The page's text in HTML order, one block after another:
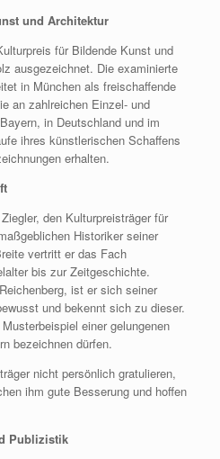
und Architektur
für Bildende Kunst und
ausgezeichnet. Die examinierte
in München als freischaffende
an zahlreichen Einzel- und
in Deutschland und im
ihres künstlerischen Schaffens
erhalten.
den Kulturpreisträger für
Historiker seiner
vertritt er das Fach
bis zur Zeitgeschichte.
ist er sich seiner
und bekennt sich zu dieser.
einer gelungenen
bezeichnen dürfen.
nicht persönlich gratulieren,
ihm gute Besserung und hoffen
Publizistik